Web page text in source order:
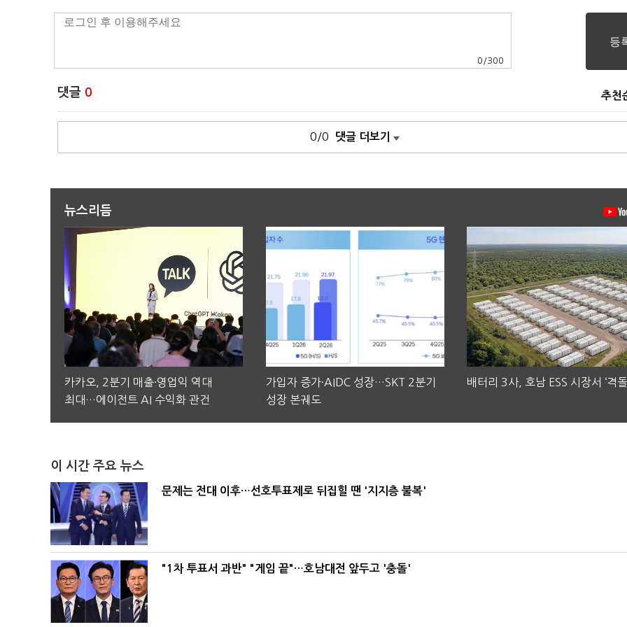
0 /300
댓글 0 추천
0/0 댓글 더보기
뉴스리듬
카카오, 2분기 매출·영업익 역대
최대…에이전트 AI 수익화 관건
가입자 증가·AIDC 성장…SKT 2분기
성장 본궤도
배터리 3사, 호남 ESS 시장서 ‘격돌
이 시간 주요 뉴스
문제는 전대 이후…선호투표제로 뒤집힐 땐 '지지층 불복'
"1차 투표서 과반" "게임 끝"…호남대전 앞두고 '충돌'